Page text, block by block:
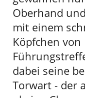
Oberhand
mit einem
Köpfchen von
dabei seine
Torwart - der